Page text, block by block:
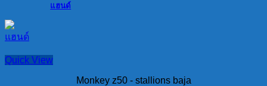
แฮนด์
Quick View
Monkey z50 - stallions baja